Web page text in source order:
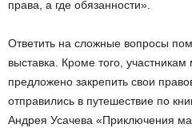
права, а где обязанности».
Ответить на сложные вопросы
выставка. Кроме того,
предложено закрепить свои
отправились в путешествие по
Андрея Усачева «Приключения